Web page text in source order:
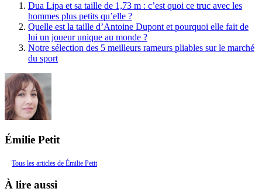
Dua Lipa et sa taille de 1,73 m : c’est quoi ce truc avec les
hommes plus petits qu’elle ?
Quelle est la taille d’Antoine Dupont et pourquoi elle fait de
lui un joueur unique au monde ?
Notre sélection des 5 meilleurs rameurs pliables sur le marché
du sport
Émilie Petit
Tous les articles de Émilie Petit
À lire aussi